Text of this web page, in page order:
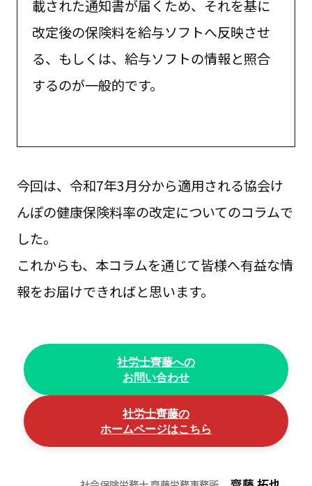
載された通知書が届くため、それを基に
改定後の保険料を給与ソフトへ反映させ
る、もしくは、給与ソフトの情報と照合
するのが一般的です。
今回は、令和7年3月分から適用される協会け
んぽの健康保険料率の改定についてのコラムで
した。
これからも、本コラムを通じて皆様へ有益な情
報をお届けできればと思います。
社労士齊藤への
お問い合わせ
社労士齊藤の
ホームページはこちら